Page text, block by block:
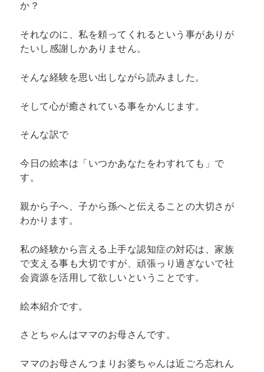
か？
それなのに、私を頼ってくれるという事がありが
たいし感謝しかありません。
そんな経験を思い出しながら読みました。
そして心が癒されている事をかんじます。
そんな訳で
今日の絵本は「いつかあなたをわすれても」で
す。
親から子へ、子から孫へと伝えることの大切さが
わかります。
私の経験から言える上手な認知症の対応は、家族
で支える事も大切ですが、頑張っり過ぎないで社
会資源を活用して欲しいということです。
絵本紹介です。
さとちゃんはママのお母さんです。
ママのお母さんつまりお婆ちゃんは近ごろ忘れん